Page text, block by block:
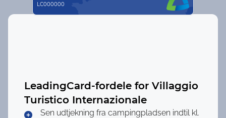
LeadingCard-fordele for Villaggio
Turistico Internazionale
Sen udtjekning fra campingpladsen indtil kl.
LC000000